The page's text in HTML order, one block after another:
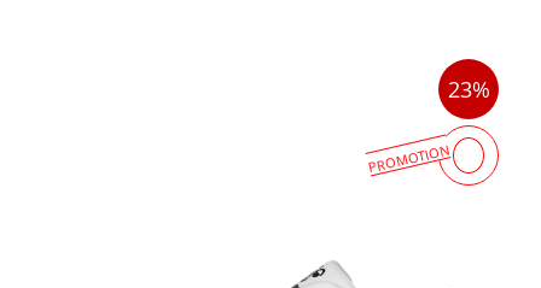
23%
PROMOTION